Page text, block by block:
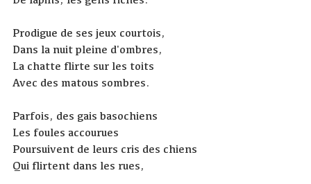
Prodigue de ses jeux courtois,
Dans la nuit pleine d'ombres,
La chatte flirte sur les toits
Avec des matous sombres.
Parfois, des gais basochiens
Les foules accourues
Poursuivent de leurs cris des chiens
Qui flirtent dans les rues,